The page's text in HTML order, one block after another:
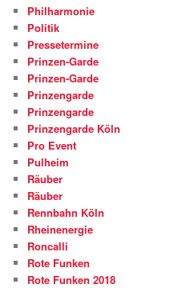
Philharmonie
Politik
Pressetermine
Prinzen-Garde
Prinzen-Garde
Prinzengarde
Prinzengarde
Prinzengarde Köln
Pro Event
Pulheim
Räuber
Räuber
Rennbahn Köln
Rheinenergie
Roncalli
Rote Funken
Rote Funken 2018